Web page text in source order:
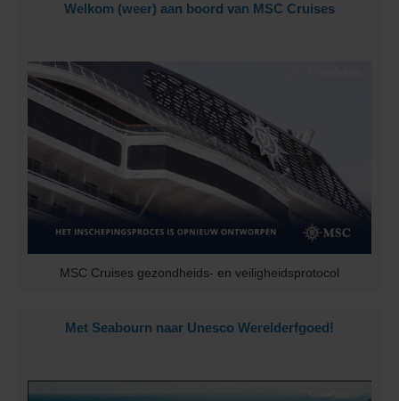
Welkom (weer) aan boord van MSC Cruises
MSC Cruises gezondheids- en veiligheidsprotocol
Met Seabourn naar Unesco Werelderfgoed!